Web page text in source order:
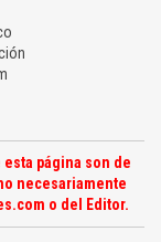
página son de
necesariamente
o del Editor.